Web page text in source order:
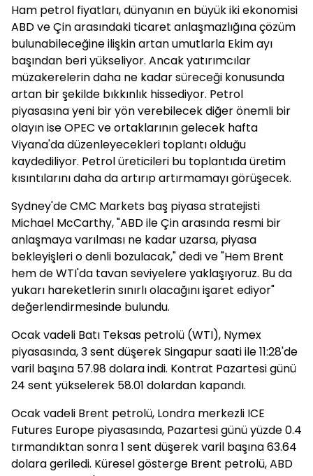
Ham petrol fiyatları, dünyanın en büyük iki ekonomisi
ABD ve Çin arasındaki ticaret anlaşmazlığına çözüm
bulunabileceğine ilişkin artan umutlarla Ekim ayı
başından beri yükseliyor. Ancak yatırımcılar
müzakerelerin daha ne kadar süreceği konusunda
artan bir şekilde bıkkınlık hissediyor. Petrol
piyasasına yeni bir yön verebilecek diğer önemli bir
olayın ise OPEC ve ortaklarının gelecek hafta
Viyana'da düzenleyecekleri toplantı olduğu
kaydediliyor. Petrol üreticileri bu toplantıda üretim
kısıntılarını daha da artırıp artırmamayı görüşecek.
Sydney'de CMC Markets baş piyasa stratejisti
Michael McCarthy, "ABD ile Çin arasında resmi bir
anlaşmaya varılması ne kadar uzarsa, piyasa
bekleyişleri o denli bozulacak," dedi ve "Hem Brent
hem de WTI'da tavan seviyelere yaklaşıyoruz. Bu da
yukarı hareketlerin sınırlı olacağını işaret ediyor"
değerlendirmesinde bulundu.
Ocak vadeli Batı Teksas petrolü (WTI), Nymex
piyasasında, 3 sent düşerek Singapur saati ile 11:28'de
varil başına 57.98 dolara indi. Kontrat Pazartesi günü
24 sent yükselerek 58.01 dolardan kapandı.
Ocak vadeli Brent petrolü, Londra merkezli ICE
Futures Europe piyasasında, Pazartesi günü yüzde 0.4
tırmandıktan sonra 1 sent düşerek varil başına 63.64
dolara geriledi. Küresel gösterge Brent petrolü, ABD